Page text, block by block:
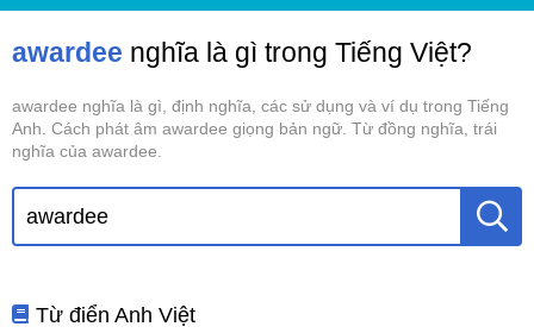
awardee nghĩa là gì trong Tiếng Việt?
awardee nghĩa là gì, định nghĩa, các sử dụng và ví dụ trong Tiếng
Anh. Cách phát âm awardee giọng bản ngữ. Từ đồng nghĩa, trái
nghĩa của awardee.
Từ điển Anh Việt